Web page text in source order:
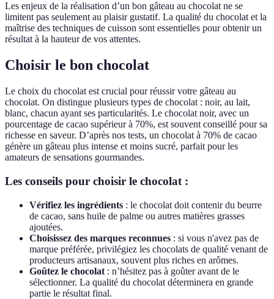
Les enjeux de la réalisation d’un bon gâteau au chocolat ne se
limitent pas seulement au plaisir gustatif. La qualité du chocolat et la
maîtrise des techniques de cuisson sont essentielles pour obtenir un
résultat à la hauteur de vos attentes.
Choisir le bon chocolat
Le choix du chocolat est crucial pour réussir votre gâteau au
chocolat. On distingue plusieurs types de chocolat : noir, au lait,
blanc, chacun ayant ses particularités. Le chocolat noir, avec un
pourcentage de cacao supérieur à 70%, est souvent conseillé pour sa
richesse en saveur. D’après nos tests, un chocolat à 70% de cacao
génère un gâteau plus intense et moins sucré, parfait pour les
amateurs de sensations gourmandes.
Les conseils pour choisir le chocolat :
Vérifiez les ingrédients : le chocolat doit contenir du beurre
de cacao, sans huile de palme ou autres matières grasses
ajoutées.
Choisissez des marques reconnues : si vous n'avez pas de
marque préférée, privilégiez les chocolats de qualité venant de
producteurs artisanaux, souvent plus riches en arômes.
Goûtez le chocolat : n’hésitez pas à goûter avant de le
sélectionner. La qualité du chocolat déterminera en grande
partie le résultat final.